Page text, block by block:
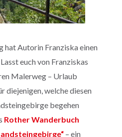
hat Autorin Franziska einen
euch von Franziskas
Malerweg – Urlaub
diejenigen, welche diesen
begehen
Rother Wanderbuch
– ein